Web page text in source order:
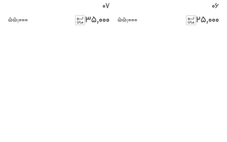
06
۲۵٬۰۰۰ ۵۵٬۰۰۰
07
۳۵٬۰۰۰ ۵۵٬۰۰۰